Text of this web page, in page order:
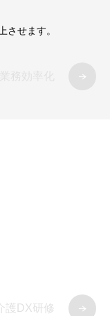
させます。
護DX研修